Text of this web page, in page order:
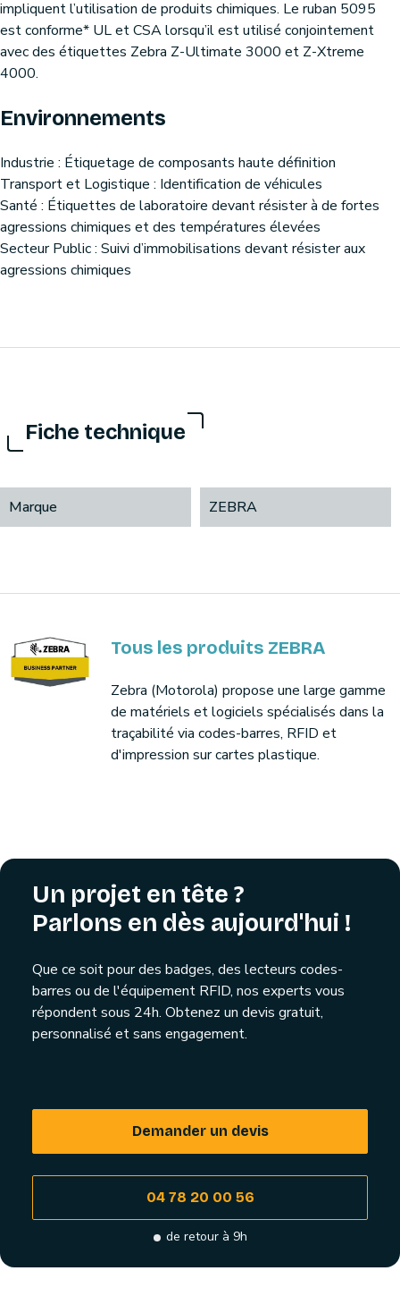
impliquent l’utilisation de produits chimiques. Le ruban 5095
est conforme* UL et CSA lorsqu’il est utilisé conjointement
avec des étiquettes Zebra Z-Ultimate 3000 et Z-Xtreme
4000.
Environnements
Industrie : Étiquetage de composants haute définition
Transport et Logistique : Identification de véhicules
Santé : Étiquettes de laboratoire devant résister à de fortes
agressions chimiques et des températures élevées
Secteur Public : Suivi d’immobilisations devant résister aux
agressions chimiques
Fiche technique
Marque ZEBRA
Tous les produits ZEBRA
Zebra (Motorola) propose une large gamme
de matériels et logiciels spécialisés dans la
traçabilité via codes-barres, RFID et
d'impression sur cartes plastique.
Un projet en tête ?
Parlons en dès aujourd'hui !
Que ce soit pour des badges, des lecteurs codes-
barres ou de l'équipement RFID, nos experts vous
répondent sous 24h. Obtenez un devis gratuit,
personnalisé et sans engagement.
Demander un devis
04 78 20 00 56
de retour à 9h